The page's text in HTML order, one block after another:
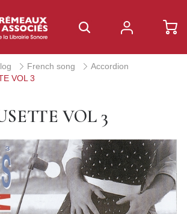
French song
Accordion
VOL 3
VOL 3